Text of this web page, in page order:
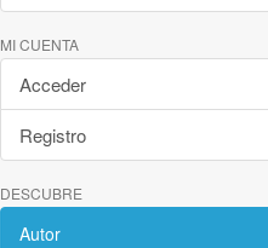
MI CUENTA
Acceder
Registro
DESCUBRE
Autor